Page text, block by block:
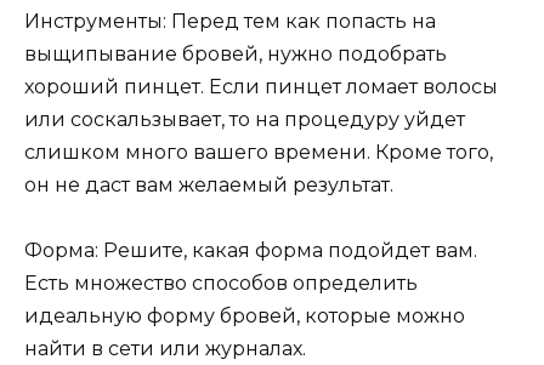
Инструменты: Перед тем как попасть на
выщипывание бровей, нужно подобрать
хороший пинцет. Если пинцет ломает волосы
или соскальзывает, то на процедуру уйдет
слишком много вашего времени. Кроме того,
он не даст вам желаемый результат.
Форма: Решите, какая форма подойдет вам.
Есть множество способов определить
идеальную форму бровей, которые можно
найти в сети или журналах.